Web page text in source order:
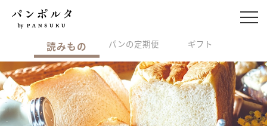
読みもの パンの定期便 ギフト